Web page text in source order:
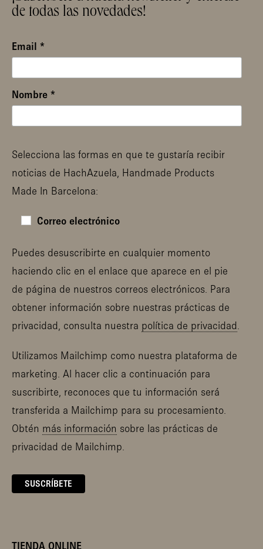
de todas las novedades!
Email *
Nombre *
Selecciona las formas en que te gustaría recibir
noticias de HachAzuela, Handmade Products
Made In Barcelona:
Correo electrónico
Puedes desuscribirte en cualquier momento
haciendo clic en el enlace que aparece en el pie
de página de nuestros correos electrónicos. Para
obtener información sobre nuestras prácticas de
privacidad, consulta nuestra política de privacidad.
Utilizamos Mailchimp como nuestra plataforma de
marketing. Al hacer clic a continuación para
suscribirte, reconoces que tu información será
transferida a Mailchimp para su procesamiento.
Obtén más información sobre las prácticas de
privacidad de Mailchimp.
TIENDA ONLINE